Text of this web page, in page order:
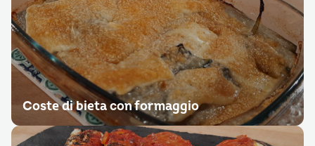
Coste di bieta con formaggio